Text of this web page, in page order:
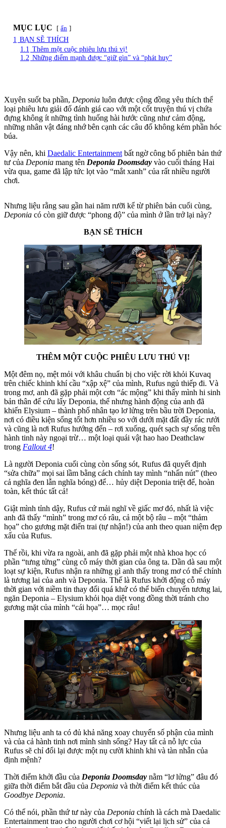
MỤC LỤC ẩn
1 BẠN SẼ THÍCH
1.1 Thêm một cuộc phiêu lưu thú vị!
1.2 Những điểm mạnh được “giữ gìn” và “phát huy”
Xuyên suốt ba phần, Deponia luôn được cộng đồng yêu thích thể
loại phiêu lưu giải đố đánh giá cao với một cốt truyện thú vị chứa
đựng không ít những tình huống hài hước cũng như cảm động,
những nhân vật đáng nhớ bên cạnh các câu đố không kém phần hóc
búa.
Vậy nên, khi Daedalic Entertainment bất ngờ công bố phiên bản thứ
tư của Deponia mang tên Deponia Doomsday vào cuối tháng Hai
vừa qua, game đã lập tức lọt vào “mắt xanh” của rất nhiều người
chơi.
Nhưng liệu rằng sau gần hai năm rưỡi kể từ phiên bản cuối cùng,
Deponia có còn giữ được “phong độ” của mình ở lần trở lại này?
BẠN SẼ THÍCH
THÊM MỘT CUỘC PHIÊU LƯU THÚ VỊ!
Một đêm nọ, mệt mỏi với khâu chuẩn bị cho việc rời khỏi Kuvaq
trên chiếc khinh khí cầu “xập xệ” của mình, Rufus ngủ thiếp đi. Và
trong mơ, anh đã gặp phải một cơn “ác mộng” khi thấy mình hi sinh
bản thân để cứu lấy Deponia, thế nhưng hành động của anh đã
khiến Elysium – thành phố nhân tạo lơ lửng trên bầu trời Deponia,
nơi có điều kiện sống tốt hơn nhiều so với dưới mặt đất đầy rác rưởi
và cũng là nơi Rufus hướng đến – rơi xuống, quét sạch sự sống trên
hành tinh này ngoại trừ… một loại quái vật hao hao Deathclaw
trong Fallout 4!
Là người Deponia cuối cùng còn sống sót, Rufus đã quyết định
“sửa chữa” mọi sai lầm bằng cách chính tay mình “nhấn nút” (theo
cả nghĩa đen lẫn nghĩa bóng) để… hủy diệt Deponia triệt để, hoàn
toàn, kết thúc tất cả!
Giật mình tỉnh dậy, Rufus cứ mải nghĩ về giấc mơ đó, nhất là việc
anh đã thấy “mình” trong mơ có râu, cả một bộ râu – một “thảm
họa” cho gương mặt điển trai (tự nhận!) của anh theo quan niệm đẹp
xấu của Rufus.
Thế rồi, khi vừa ra ngoài, anh đã gặp phải một nhà khoa học có
phần “tưng tửng” cùng cỗ máy thời gian của ông ta. Dần dà sau một
loạt sự kiện, Rufus nhận ra những gì anh thấy trong mơ có thể chính
là tương lai của anh và Deponia. Thế là Rufus khởi động cỗ máy
thời gian với niềm tin thay đổi quá khứ có thể biến chuyển tương lai,
ngăn Deponia – Elysium khỏi họa diệt vong đồng thời tránh cho
gương mặt của mình “cái họa”… mọc râu!
Nhưng liệu anh ta có đủ khả năng xoay chuyển số phận của mình
và của cả hành tinh nơi mình sinh sống? Hay tất cả nỗ lực của
Rufus sẽ chỉ đổi lại được một nụ cười khinh khi và tàn nhẫn của
định mệnh?
Thời điểm khởi đầu của Deponia Doomsday nằm “lơ lửng” đâu đó
giữa thời điểm bắt đầu của Deponia và thời điểm kết thúc của
Goodbye Deponia.
Có thể nói, phần thứ tư này của Deponia chính là cách mà Daedalic
Entertainment trao cho người chơi cơ hội “viết lại lịch sử” của cả